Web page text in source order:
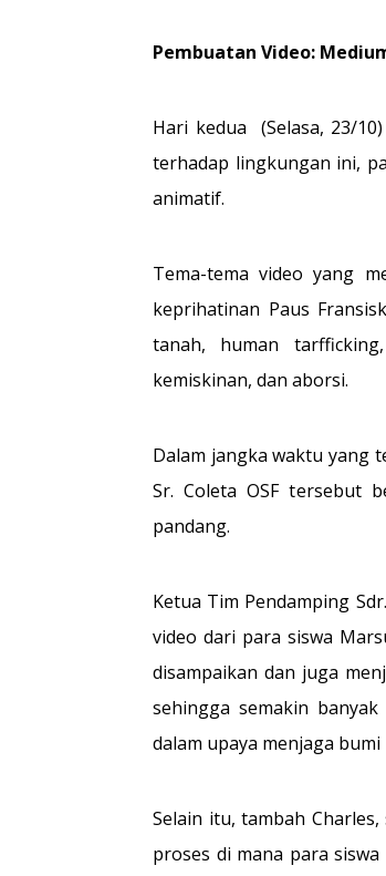
Pembuatan Video:
Hari kedua (Selasa, 23/
terhadap lingkungan ini,
animatif.
Tema-tema video yang
keprihatinan Paus
tanah, human
kemiskinan, dan aborsi.
Dalam jangka waktu yang
Sr. Coleta OSF tersebut
pandang.
Ketua Tim Pendamping
video dari para siswa
disampaikan dan juga
sehingga semakin
dalam upaya menjaga
Selain itu, tambah
proses di mana para